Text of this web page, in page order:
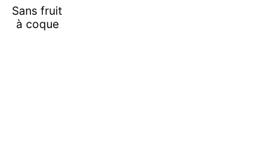
Sans fruit
à coque